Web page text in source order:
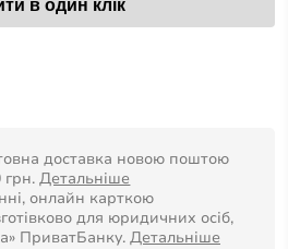
в один клік
доставка новою поштою
грн.Детальніше
онлайн карткою
для юридичних осіб,
ПриватБанку. Детальніше